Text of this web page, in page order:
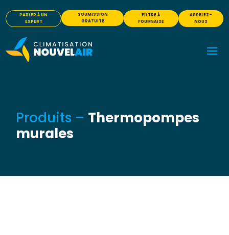
PARLER À UN
EXPERT
SOUMISSION
GRATUITE
FILTRE À
FOURNAISE
APPELEZ-
NOUS
Produits – Thermopompes
murales